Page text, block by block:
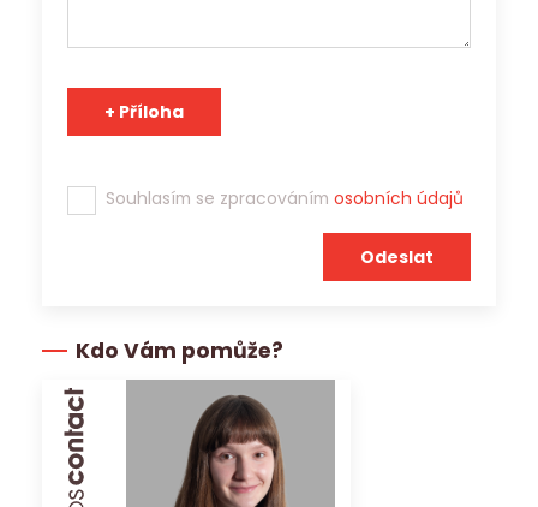
Souhlasím se zpracováním osobních údajů
Kdo Vám pomůže?